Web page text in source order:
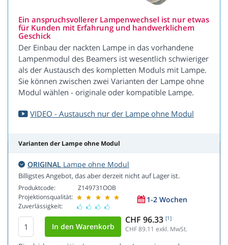
Ein anspruchsvollerer Lampenwechsel ist nur etwas
für Kunden mit Erfahrung und handwerklichem
Geschick
Der Einbau der nackten Lampe in das vorhandene
Lampenmodul des Beamers ist wesentlich schwieriger
als der Austausch des kompletten Moduls mit Lampe.
Sie können zwischen zwei Varianten der Lampe ohne
Modul wählen - originale oder kompatible Lampe.
VIDEO - Austausch nur der Lampe ohne Modul
Varianten der Lampe ohne Modul
ORIGINAL Lampe ohne Modul
Billigstes Angebot, das aber derzeit nicht auf Lager ist.
Produktcode:
Projektionsqualität:
Zuverlässigkeit:
Z149731OOB
1-2 Wochen
CHF 96.33 [1]
CHF 89.11 exkl. MwSt.